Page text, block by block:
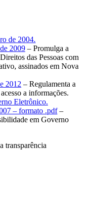
de 2004.
2009 – Promulga a
das Pessoas com
assinados em Nova
2012 – Regulamenta a
a informações.
Eletrônico.
– formato .pdf–
em Governo